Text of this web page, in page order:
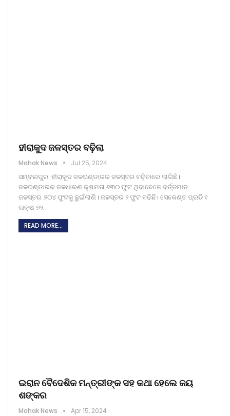
ହୀରାକୁଦ ଜଳସ୍ତର ବଢ଼ିଲା
Mahak News Jul 25, 2024
ସମ୍ବଲପୁର: ହୀରାକୁଦ ଜଳଭଣ୍ଡାରର ଜଳସ୍ତର ବଢ଼ିବାରେ ଲାଗିଛି।
ଜଳଭଣ୍ଡାରର ଜଳଧାରଣ କ୍ଷମତା ୬୩୦ ଫୁଟ ଥିବାବେଳେ ବର୍ତ୍ତମାନ
ଜଳସ୍ତର ୬୦୪ ଫୁଟକୁ ଛୁଇଁଲାଣି। ଜଳସ୍ତର ୨ ଫୁଟ ବଢିଛି। ସେକେଣ୍ତ ପ୍ରତି ୧
ଲକ୍ଷ ୭୨…
READ MORE...
ଇରାନ ବୈଦେଶିକ ମନ୍ତ୍ରୀଙ୍କ ସହ କଥା ହେଲେ ଜୟ
ଶଙ୍କର
Mahak News Apr 15, 2024